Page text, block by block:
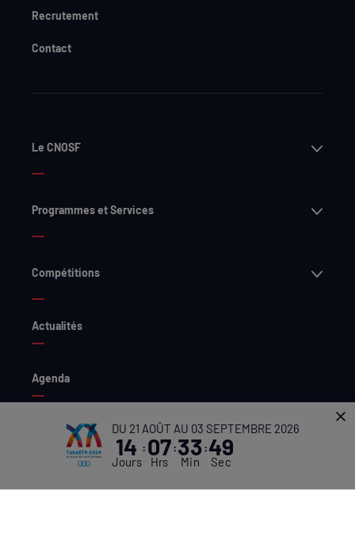
Recrutement
Contact
Le CNOSF
Programmes et Services
Compétitions
Actualités
Agenda
Réseaux sociaux
DU 21 AOÛT AU 03 SEPTEMBRE 2026
14
Jours
: 07
Hrs
:33
Min
:49
Sec